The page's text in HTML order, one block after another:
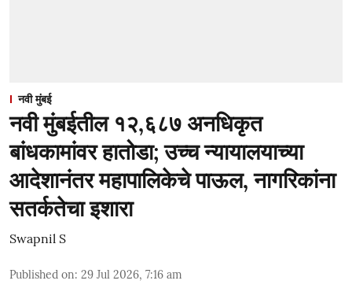
नवी मुंबई
नवी मुंबईतील १२,६८७ अनधिकृत
बांधकामांवर हातोडा; उच्च न्यायालयाच्या
आदेशानंतर महापालिकेचे पाऊल, नागरिकांना
सतर्कतेचा इशारा
Swapnil S
Published on: 29 Jul 2026, 7:16 am